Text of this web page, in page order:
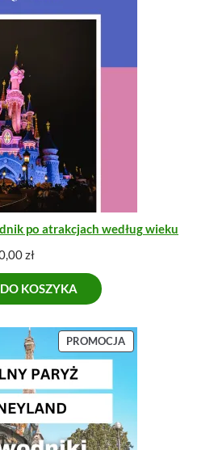
po atrakcjach według wieku
zł
KOSZYKA
PROMOCJAP
R
T